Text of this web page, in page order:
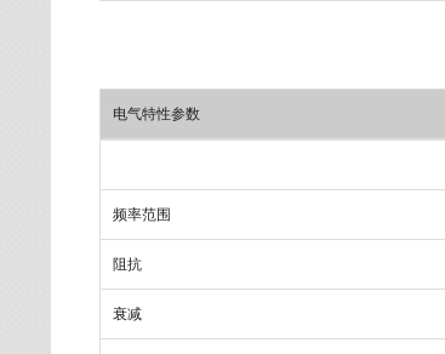
电气特性参数
频率范围
阻抗
衰减